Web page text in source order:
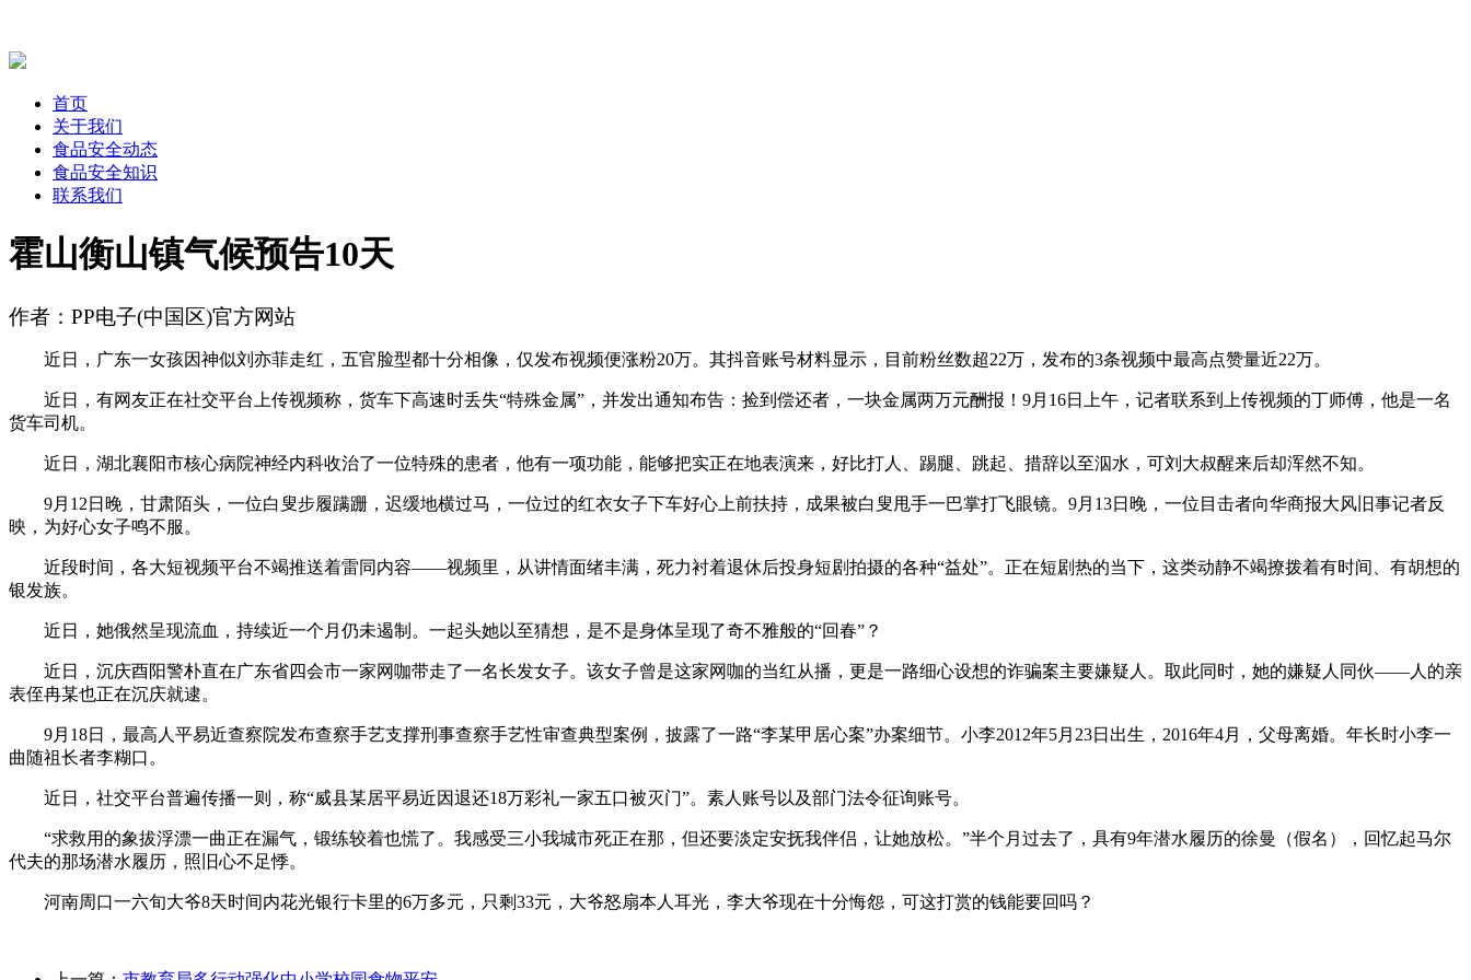
首页
关于我们
食品安全动态
食品安全知识
联系我们
霍山衡山镇气候预告10天
作者：PP电子(中国区)官方网站
近日，广东一女孩因神似刘亦菲走红，五官脸型都十分相像，仅发布视频便涨粉20万。其抖音账号材料显示，目前粉丝数超22万，发布的3条视频中最高点赞量近22万。
近日，有网友正在社交平台上传视频称，货车下高速时丢失“特殊金属”，并发出通知布告：捡到偿还者，一块金属两万元酬报！9月16日上午，记者联系到上传视频的丁师傅，他是一名
货车司机。
近日，湖北襄阳市核心病院神经内科收治了一位特殊的患者，他有一项功能，能够把实正在地表演来，好比打人、踢腿、跳起、措辞以至泅水，可刘大叔醒来后却浑然不知。
9月12日晚，甘肃陌头，一位白叟步履蹒跚，迟缓地横过马，一位过的红衣女子下车好心上前扶持，成果被白叟甩手一巴掌打飞眼镜。9月13日晚，一位目击者向华商报大风旧事记者反
映，为好心女子鸣不服。
近段时间，各大短视频平台不竭推送着雷同内容——视频里，从讲情面绪丰满，死力衬着退休后投身短剧拍摄的各种“益处”。正在短剧热的当下，这类动静不竭撩拨着有时间、有胡想的
银发族。
近日，她俄然呈现流血，持续近一个月仍未遏制。一起头她以至猜想，是不是身体呈现了奇不雅般的“回春”？
近日，沉庆酉阳警朴直在广东省四会市一家网咖带走了一名长发女子。该女子曾是这家网咖的当红从播，更是一路细心设想的诈骗案主要嫌疑人。取此同时，她的嫌疑人同伙——人的亲
表侄冉某也正在沉庆就逮。
9月18日，最高人平易近查察院发布查察手艺支撑刑事查察手艺性审查典型案例，披露了一路“李某甲居心案”办案细节。小李2012年5月23日出生，2016年4月，父母离婚。年长时小李一
曲随祖长者李糊口。
近日，社交平台普遍传播一则，称“威县某居平易近因退还18万彩礼一家五口被灭门”。素人账号以及部门法令征询账号。
“求救用的象拔浮漂一曲正在漏气，锻练较着也慌了。我感受三小我城市死正在那，但还要淡定安抚我伴侣，让她放松。”半个月过去了，具有9年潜水履历的徐曼（假名），回忆起马尔
代夫的那场潜水履历，照旧心不足悸。
河南周口一六旬大爷8天时间内花光银行卡里的6万多元，只剩33元，大爷怒扇本人耳光，李大爷现在十分悔怨，可这打赏的钱能要回吗？